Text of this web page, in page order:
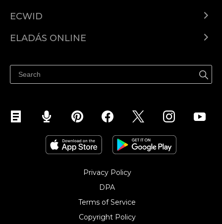
ECWID
Árkalkuláció
ELADÁS ONLINE
Eladás a Facebookon
Eladás Instagramon
Privacy Policy
DPA
Terms of Service
Copyright Policy‎